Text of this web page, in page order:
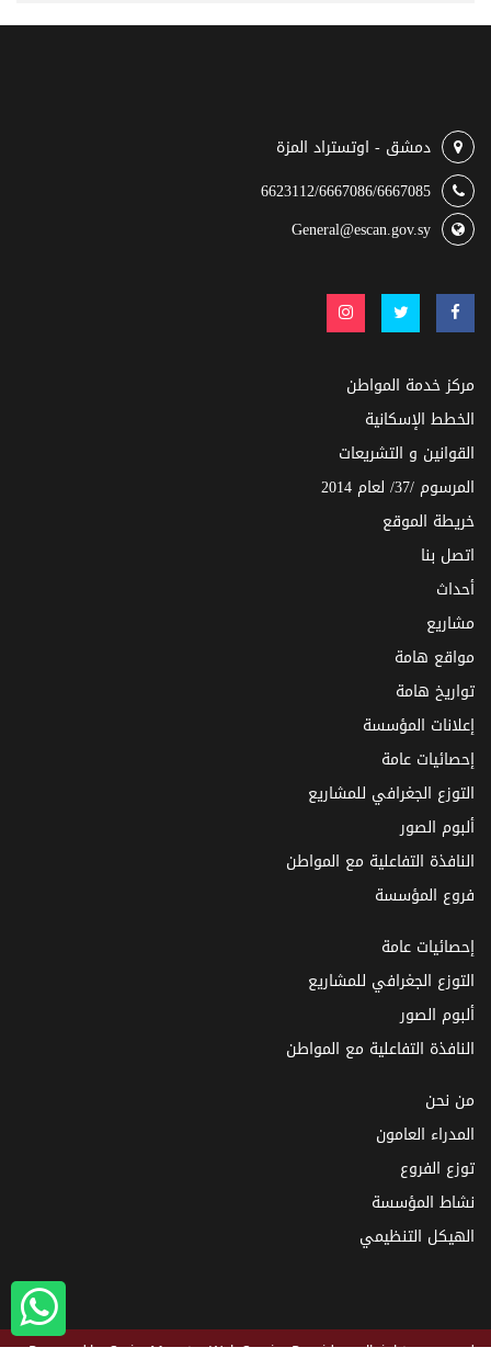
دمشق - اوتستراد المزة
6623112/6667086/6667085
General@escan.gov.sy
مركز خدمة المواطن
الخطط الإسكانية
القوانين و التشريعات
المرسوم /37/ لعام 2014
خريطة الموقع
اتصل بنا
أحداث
مشاريع
مواقع هامة
تواريخ هامة
إعلانات المؤسسة
إحصائيات عامة
التوزع الجغرافي للمشاريع
ألبوم الصور
النافذة التفاعلية مع المواطن
فروع المؤسسة
إحصائيات عامة
التوزع الجغرافي للمشاريع
ألبوم الصور
النافذة التفاعلية مع المواطن
من نحن
المدراء العامون
توزع الفروع
نشاط المؤسسة
الهيكل التنظيمي
Powered bySyrianMonsterWeb Service Provider - all rights reserved